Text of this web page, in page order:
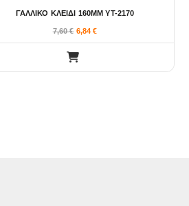
ΓΑΛΛΙΚΟ ΚΛΕΙΔΙ 160ΜΜ YT-2170
7,60€ 6,84€